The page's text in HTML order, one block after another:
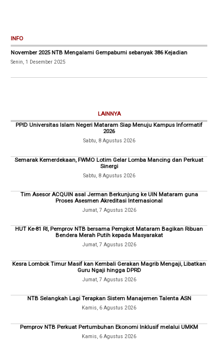
INFO
November 2025 NTB Mengalami Gempabumi sebanyak 386 Kejadian
Senin, 1 Desember 2025
LAINNYA
PPID Universitas Islam Negeri Mataram Siap Menuju Kampus Informatif
2026
Sabtu, 8 Agustus 2026
Semarak Kemerdekaan, FWMO Lotim Gelar Lomba Mancing dan Perkuat
Sinergi
Sabtu, 8 Agustus 2026
Tim Asesor ACQUIN asal Jerman Berkunjung ke UIN Mataram guna
Proses Asesmen Akreditasi Internasional
Jumat, 7 Agustus 2026
HUT Ke-81 RI, Pemprov NTB bersama Pempkot Mataram Bagikan Ribuan
Bendera Merah Putih kepada Masyarakat
Jumat, 7 Agustus 2026
Kesra Lombok Timur Masif kan Kembali Gerakan Magrib Mengaji, Libatkan
Guru Ngaji hingga DPRD
Jumat, 7 Agustus 2026
NTB Selangkah Lagi Terapkan Sistem Manajemen Talenta ASN
Kamis, 6 Agustus 2026
Pemprov NTB Perkuat Pertumbuhan Ekonomi Inklusif melalui UMKM
Kamis, 6 Agustus 2026